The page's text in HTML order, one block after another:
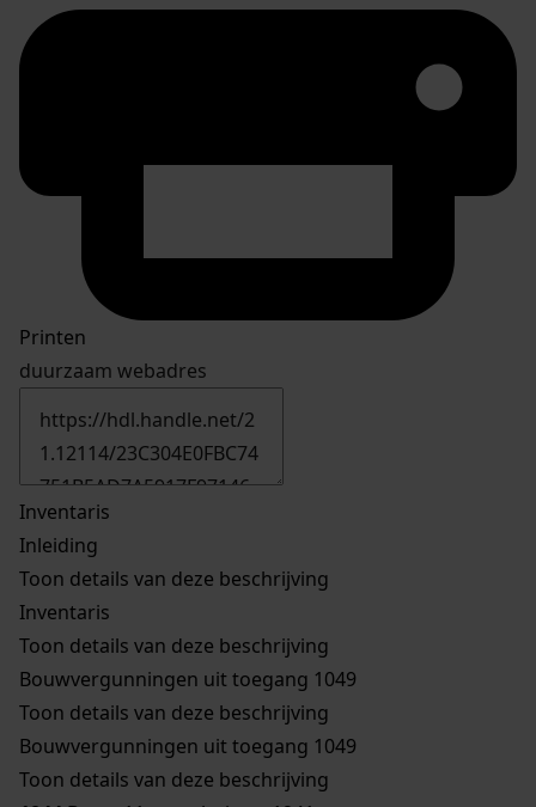
Printen
duurzaam webadres
Inventaris
Inleiding
Toon details van deze beschrijving
Inventaris
Toon details van deze beschrijving
Bouwvergunningen uit toegang 1049
Toon details van deze beschrijving
Bouwvergunningen uit toegang 1049
Toon details van deze beschrijving